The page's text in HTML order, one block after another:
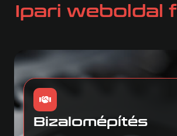
Ipari weboldal
Bizalomépítés